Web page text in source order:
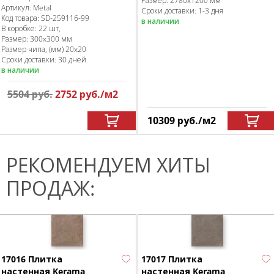
Артикул: Metal
Код товара: SD-259116-99
В коробке: 22 шт,
Размер: 300x300 мм
Размер чипа, (мм)20x20
Сроки доставки: 30 дней
в наличии
5504руб.2752 руб./м2
Сроки доставки: 1-3 дня
в наличии
10309 руб./м2
РЕКОМЕНДУЕМ ХИТЫ
ПРОДАЖ:
17016 Плитка
настенная Kerama
17017 Плитка
настенная Kerama